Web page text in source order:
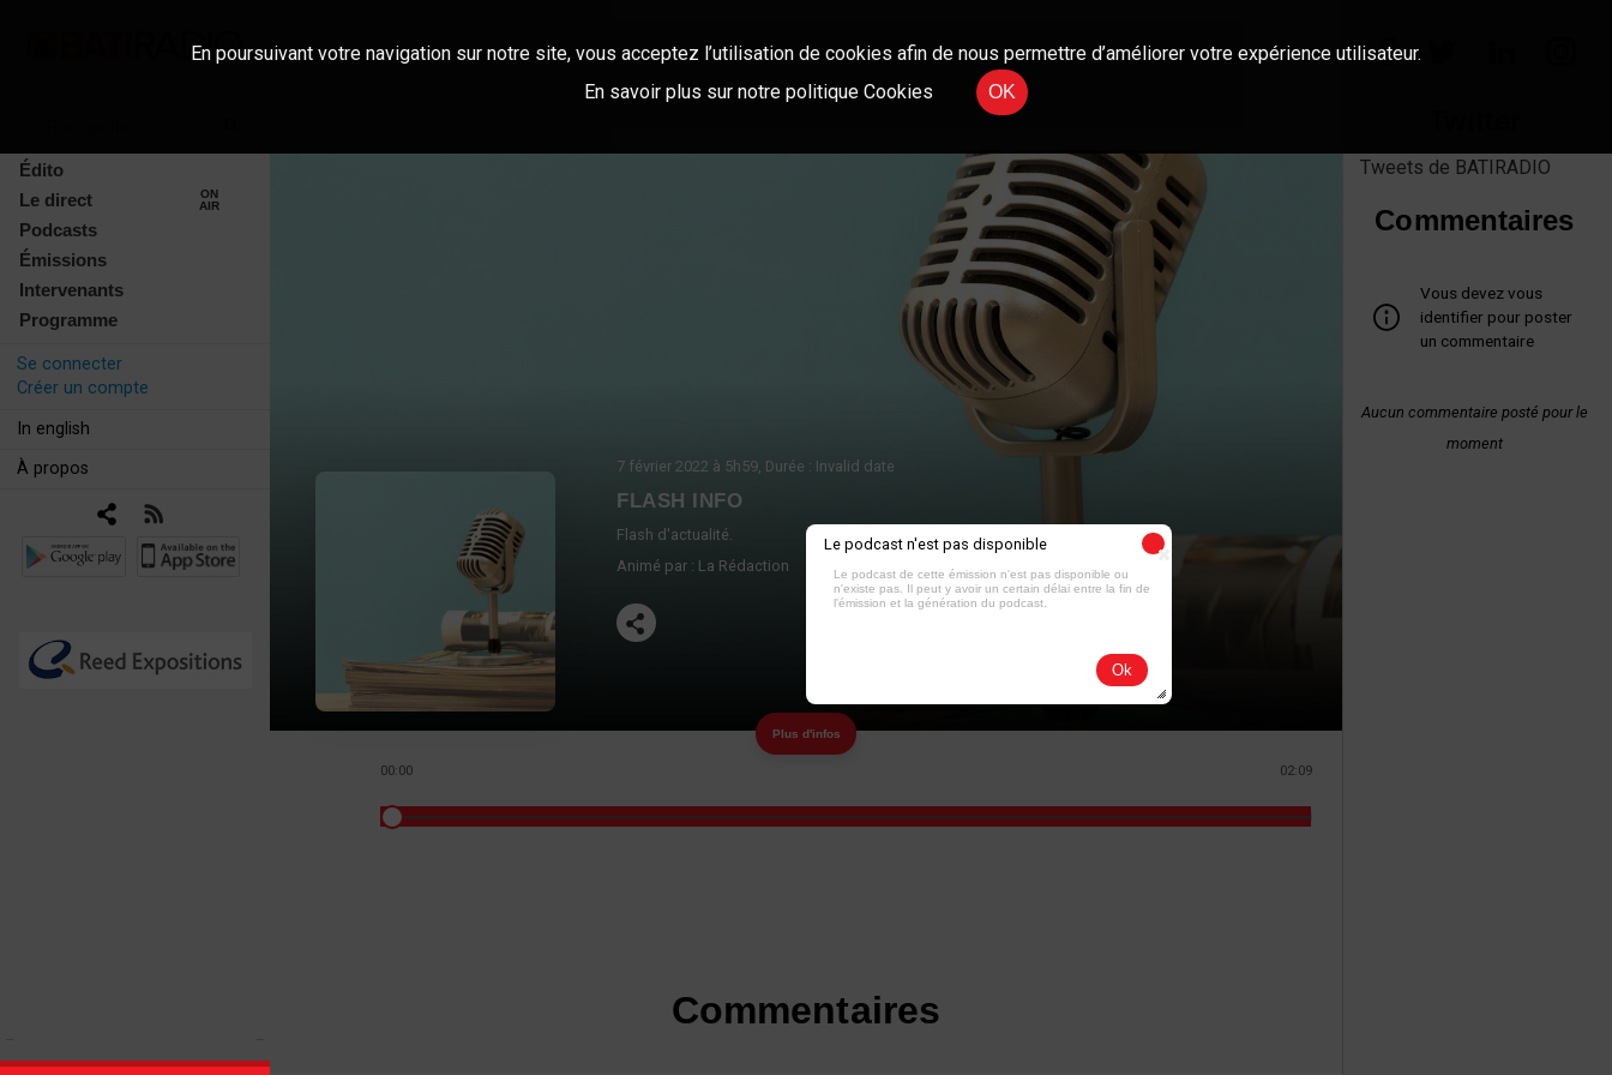
Édito
Le direct
ON
AIR
Podcasts
Émissions
Intervenants
Programme
Se connecter
Créer un compte
In english
À propos
7 février 2022 à 5h59, Durée : Invalid date
FLASH INFO
Flash d'actualité.
Animé par : La Rédaction
Plus d'infos
00:00 02:09
Commentaires
Tweets de BATIRADIO
Commentaires
Vous devez vous
identifier pour poster
un commentaire
Aucun commentaire posté pour le
moment
En poursuivant votre navigation sur notre site, vous acceptez l’utilisation de cookies afin de nous permettre d’améliorer votre expérience utilisateur.
En savoir plus sur notre politique Cookies
OK
Le podcast n'est pas disponible
Le podcast de cette émission n'est pas disponible ou
n'existe pas. Il peut y avoir un certain délai entre la fin de
l'émission et la génération du podcast.
Ok